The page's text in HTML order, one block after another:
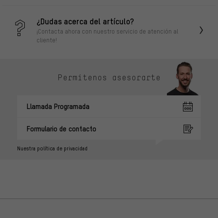
¿Dudas acerca del artículo?
¡Contacta ahora con nuestro servicio de atención al
cliente!
Permítenos asesorarte
Llamada Programada
Formulario de contacto
Nuestra política de privacidad